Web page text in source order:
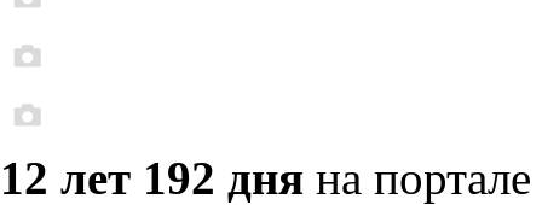
12 лет 192 дня на портале